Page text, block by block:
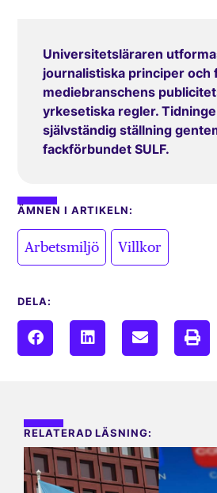
Universitetsläraren
journalistiska principer och
mediebranschens
yrkesetiska regler.
självständig ställning
fackförbundet SULF.
ÄMNEN I ARTIKELN:
Arbetsmiljö Villkor
DELA:
RELATERAD LÄSNING: